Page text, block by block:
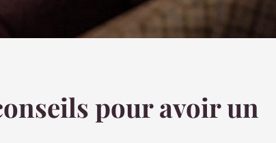
pour avoir un